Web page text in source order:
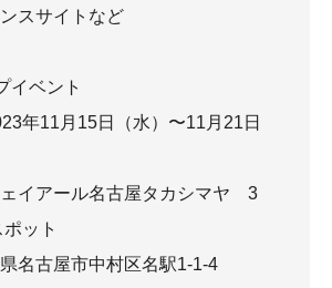
スサイトなど
イベント
年11月15日（水）〜11月21日
ェイアール名古屋タカシマヤ 3
ット
名古屋市中村区名駅1-1-4